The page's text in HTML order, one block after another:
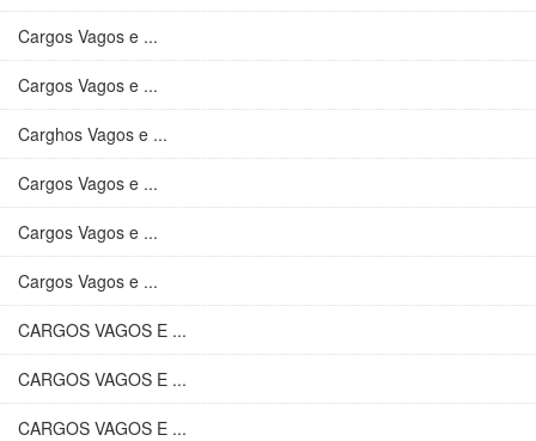
Cargos Vagos e ...
Cargos Vagos e ...
Carghos Vagos e ...
Cargos Vagos e ...
Cargos Vagos e ...
Cargos Vagos e ...
CARGOS VAGOS E ...
CARGOS VAGOS E ...
CARGOS VAGOS E ...